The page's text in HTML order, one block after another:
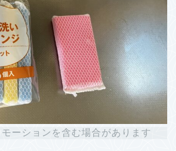
ーションを含む場合があります